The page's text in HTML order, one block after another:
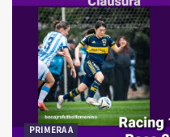
PRIMERA A